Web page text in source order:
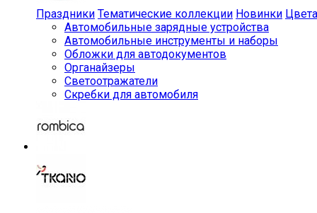
Праздники Тематические коллекции Новинки Цвета
Автомобильные зарядные устройства
Автомобильные инструменты и наборы
Обложки для автодокументов
Органайзеры
Светоотражатели
Скребки для автомобиля